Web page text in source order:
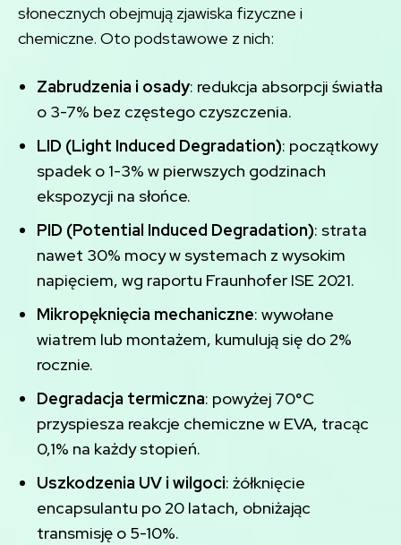
słonecznych obejmują zjawiska fizyczne i
chemiczne. Oto podstawowe z nich:
Zabrudzenia i osady: redukcja absorpcji światła
o 3-7% bez częstego czyszczenia.
LID (Light Induced Degradation): początkowy
spadek o 1-3% w pierwszych godzinach
ekspozycji na słońce.
PID (Potential Induced Degradation): strata
nawet 30% mocy w systemach z wysokim
napięciem, wg raportu Fraunhofer ISE 2021.
Mikropęknięcia mechaniczne: wywołane
wiatrem lub montażem, kumulują się do 2%
rocznie.
Degradacja termiczna: powyżej 70°C
przyspiesza reakcje chemiczne w EVA, tracąc
0,1% na każdy stopień.
Uszkodzenia UV i wilgoci: żółknięcie
encapsulantu po 20 latach, obniżając
transmisję o 5-10%.